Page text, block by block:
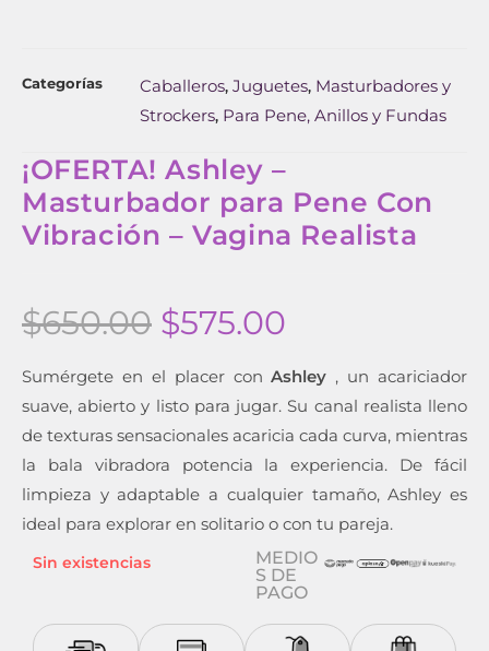
Categorías Caballeros, Juguetes, Masturbadores y
Strockers, Para Pene, Anillos y Fundas
¡OFERTA! Ashley –
Masturbador para Pene Con
Vibración – Vagina Realista
$650.00 $575.00
Sumérgete en el placer conAshley , un acariciador
suave, abierto y listo para jugar. Su canal realista lleno
de texturas sensacionales acaricia cada curva, mientras
la bala vibradora potencia la experiencia. De fácil
limpieza y adaptable a cualquier tamaño, Ashley es
ideal para explorar en solitario o con tu pareja.
Sin existencias
MEDIO
S DE
PAGO